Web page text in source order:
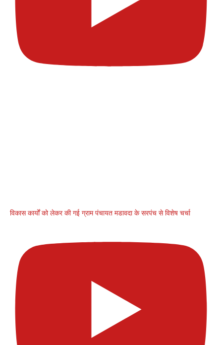
विकास कार्यों को लेकर की गई ग्राम पंचायत मडावदा के सरपंच से विशेष चर्चा